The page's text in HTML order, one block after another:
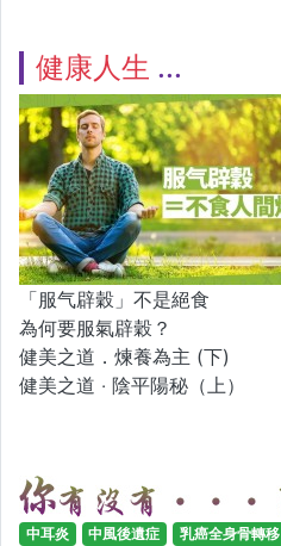
健康人生
「服气辟穀」不是絕食
為何要服氣辟穀？
健美之道．煉養為主 (下)
健美之道 ‧ 陰平陽秘（上）
中耳炎 中風後遺症 乳癌全身骨轉移